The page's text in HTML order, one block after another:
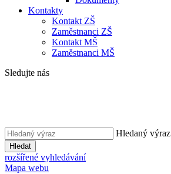
Kontakty
Kontakt ZŠ
Zaměstnanci ZŠ
Kontakt MŠ
Zaměstnanci MŠ
Sledujte nás
Hledaný výraz
Hledat
rozšířené vyhledávání
Mapa webu